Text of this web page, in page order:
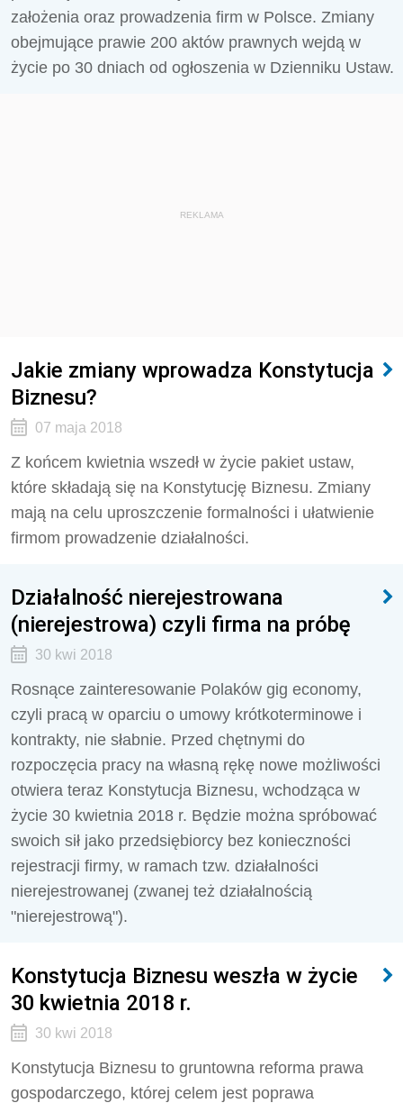
założenia oraz prowadzenia firm w Polsce. Zmiany
obejmujące prawie 200 aktów prawnych wejdą w
życie po 30 dniach od ogłoszenia w Dzienniku Ustaw.
REKLAMA
Jakie zmiany wprowadza Konstytucja
Biznesu?
07 maja 2018
Z końcem kwietnia wszedł w życie pakiet ustaw,
które składają się na Konstytucję Biznesu. Zmiany
mają na celu uproszczenie formalności i ułatwienie
firmom prowadzenie działalności.
Działalność nierejestrowana
(nierejestrowa) czyli firma na próbę
30 kwi 2018
Rosnące zainteresowanie Polaków gig economy,
czyli pracą w oparciu o umowy krótkoterminowe i
kontrakty, nie słabnie. Przed chętnymi do
rozpoczęcia pracy na własną rękę nowe możliwości
otwiera teraz Konstytucja Biznesu, wchodząca w
życie 30 kwietnia 2018 r. Będzie można spróbować
swoich sił jako przedsiębiorcy bez konieczności
rejestracji firmy, w ramach tzw. działalności
nierejestrowanej (zwanej też działalnością
"nierejestrową").
Konstytucja Biznesu weszła w życie
30 kwietnia 2018 r.
30 kwi 2018
Konstytucja Biznesu to gruntowna reforma prawa
gospodarczego, której celem jest poprawa